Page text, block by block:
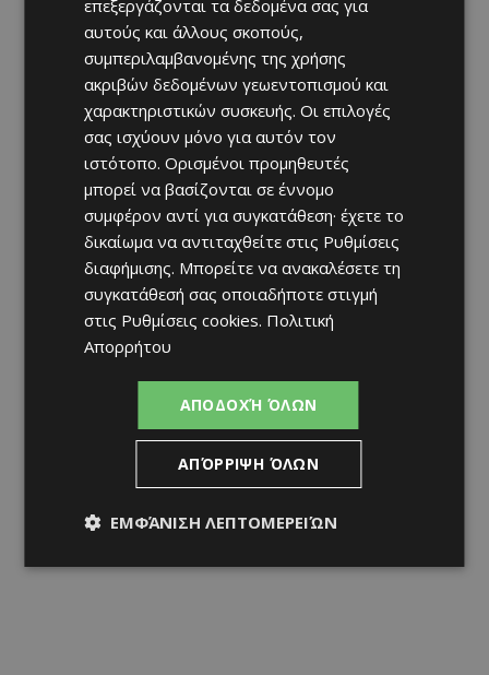
επεξεργάζονται τα δεδομένα σας για
αυτούς και άλλους σκοπούς,
συμπεριλαμβανομένης της χρήσης
ακριβών δεδομένων γεωεντοπισμού και
χαρακτηριστικών συσκευής. Οι επιλογές
σας ισχύουν μόνο για αυτόν τον
ιστότοπο. Ορισμένοι προμηθευτές
μπορεί να βασίζονται σε έννομο
συμφέρον αντί για συγκατάθεση· έχετε το
δικαίωμα να αντιταχθείτε στις Ρυθμίσεις
διαφήμισης. Μπορείτε να ανακαλέσετε τη
συγκατάθεσή σας οποιαδήποτε στιγμή
στις Ρυθμίσεις cookies. Πολιτική
Απορρήτου
ΑΠΟΔΟΧΉ ΌΛΩΝ
ΑΠΌΡΡΙΨΗ ΌΛΩΝ
ΕΜΦΆΝΙΣΗ ΛΕΠΤΟΜΕΡΕΙΏΝ